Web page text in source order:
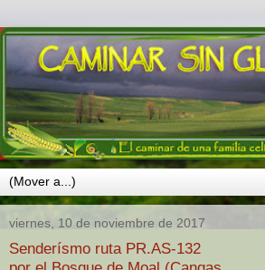
viernes, 10 de noviembre de 2017
Senderísmo ruta PR.AS-132